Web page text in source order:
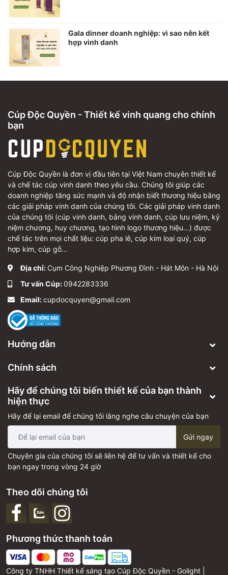
Gala dinner doanh nghiệp: vì sao nên kết
hợp vinh danh
Cúp Độc Quyền - Thiết kế vinh quang cho chính
bạn
Cúp Độc Quyền là đơn vị đầu tiên tại Việt Nam chuyên thiết kế
và chế tác cúp vinh danh theo yêu cầu. Chúng tôi giúp các
doanh nghiệp tăng sức mạnh và độ nhận biết thương hiệu bằng
các giải pháp vinh danh của chúng tôi. Các giải pháp vinh danh
của chúng tôi (cúp vinh danh, bảng vinh danh, cúp lưu niệm, kỷ
niệm chương, huy chương, tạo hình logo thương hiệu...) được
chế tác trên mọi chất liệu: cúp pha lê, cúp kim loại quý, cúp
hợp kim, cúp gỗ...
Địa chỉ: Cụm Công Nghiệp Phương Đình - Hát Môn - Hà Nội
Tư vấn Cúp:0942283336
Email:cupdocquyen@gmail.com
Hướng dẫn
Chính sách
Hãy để chúng tôi biến thiết kế của bạn thành
hiện thực
Hãy để lại email để chúng tôi lắng nghe câu chuyện của bạn
Gửi ngay
Chuyên gia của chúng tôi sẽ liên hệ để tư vấn và thiết kế cho
bạn ngay trong vòng 24 giờ
Công ty TNHH Thiết kế sáng tạo Cúp Độc Quyền - Golight |
Phương thức thanh toán
Theo dõi chúng tôi